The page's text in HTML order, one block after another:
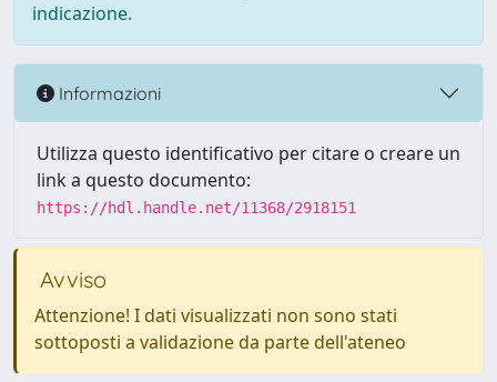
indicazione.
Informazioni
Utilizza questo identificativo per citare o creare un
link a questo documento:
https://hdl.handle.net/11368/2918151
Avviso
Attenzione! I dati visualizzati non sono stati
sottoposti a validazione da parte dell'ateneo